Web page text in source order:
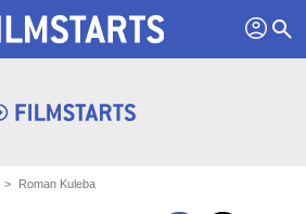
profil search
Roman Kuleba